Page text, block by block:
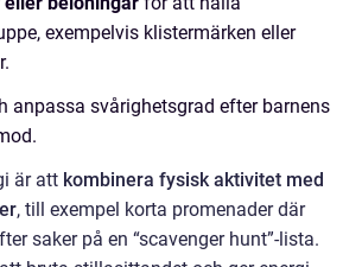
exempelvis klistermärken eller
anpassa svårighetsgrad efter barnens
är att kombinera fysisk aktivitet med
, till exempel korta promenader där
saker på en “scavenger hunt”-lista.